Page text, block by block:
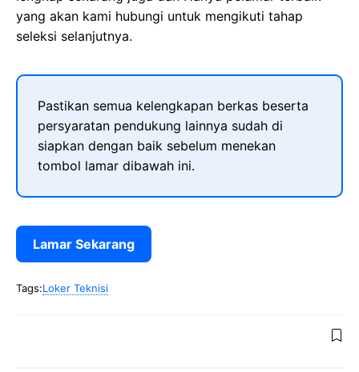
yang akan kami hubungi untuk mengikuti tahap
seleksi selanjutnya.
Pastikan semua kelengkapan berkas beserta
persyaratan pendukung lainnya sudah di
siapkan dengan baik sebelum menekan
tombol lamar dibawah ini.
Lamar Sekarang
Tags:Loker Teknisi